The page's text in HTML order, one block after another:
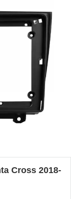
Cross 2018-